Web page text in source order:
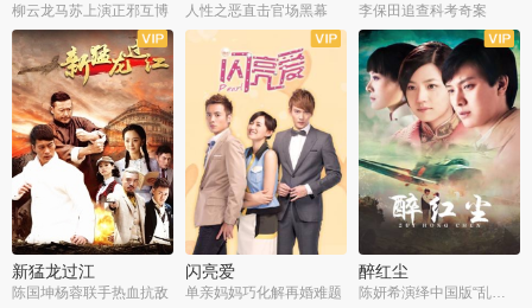
柳云龙马苏上演正邪互博 人性之恶直击官场黑幕
李保田追查科考奇案
全36集
新猛龙过江
陈国坤杨蓉联手热血抗敌
全37集
闪亮爱
单亲妈妈巧化解再婚难题
全30集
醉红尘
陈妍希演绎中国版“乱世佳人”